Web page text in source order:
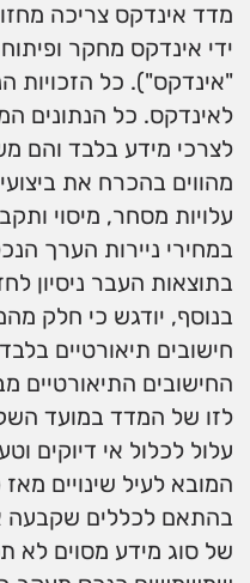
מדד אינדקס צריכה
ידי אינדקס מחקר
"אינדקס"). כל הזכויות
לאינדקס. כל הנתונים
לצרכי מידע בלבד והם
מהווים בהכרח את
עלויות מסחר, מיסוי
במחירי ניירות הערך
בתוצאות העבר ניסיון
בנוסף, יודגש כי חלק
חישובים תיאורטיים
החישובים התיאורטיים
לזו של המדד במועד
עלול לכלול אי דיוקים
המובא לעיל שינויים
בהתאם לכללים שקבעה